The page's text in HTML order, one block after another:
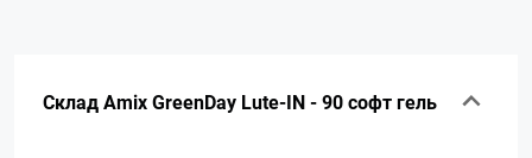
Склад Amix GreenDay Lute-IN - 90 софт гель